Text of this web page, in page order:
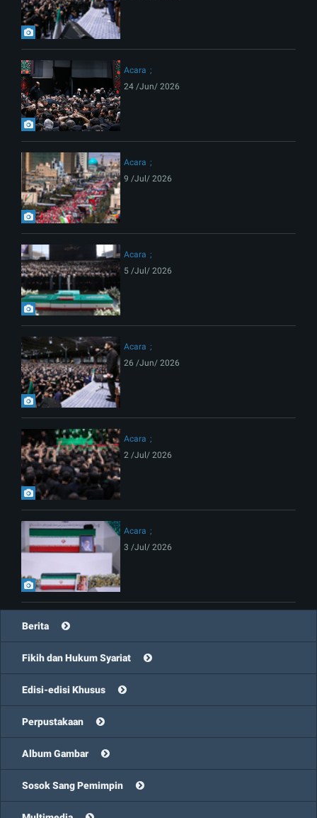
Acara
24 /Jun/ 2026
Acara
9 /Jul/ 2026
Acara
5 /Jul/ 2026
Acara
26 /Jun/ 2026
Acara
2 /Jul/ 2026
Acara
3 /Jul/ 2026
Berita
Fikih dan Hukum Syariat
Edisi-edisi Khusus
Perpustakaan
Album Gambar
Sosok Sang Pemimpin